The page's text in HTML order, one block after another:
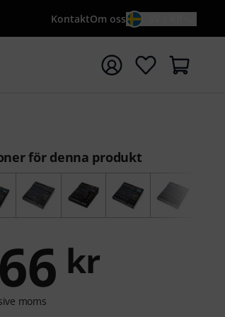
KontaktOm oss
{searchTerm}
för denna produkt
kr
moms